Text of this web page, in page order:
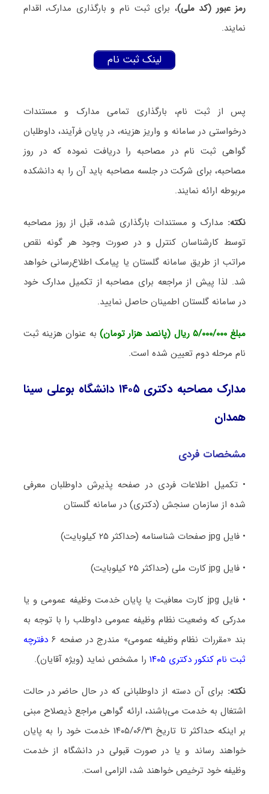
رمز عبور (کد ملی)، برای ثبت نام و بارگذاری مدارک، اقدام
نمایند.
لینک ثبت نام
پس از ثبت نام، بارگذاری تمامی مدارک و مستندات
درخواستی در سامانه و واریز هزینه، در پایان فرآیند، داوطلبان
گواهی ثبت نام در مصاحبه را دریافت نموده که در روز
مصاحبه، برای شرکت در جلسه مصاحبه باید آن را به دانشکده
مربوطه ارائه نمایند.
نکته: مدارک و مستندات بارگذاری شده، قبل از روز مصاحبه
توسط کارشناسان کنترل و در صورت وجود هر گونه نقص
مراتب از طریق سامانه گلستان یا پیامک اطلاع‌رسانی خواهد
شد. لذا پیش از مراجعه برای مصاحبه از تکمیل مدارک خود
در سامانه گلستان اطمینان حاصل نمایید.
مبلغ ۵/۰۰۰/۰۰۰ ریال (پانصد هزار تومان)
به عنوان هزینه ثبت
نام مرحله دوم تعیین شده است.
مدارک مصاحبه دکتری ۱۴۰۵ دانشگاه بوعلی سینا
همدان
مشخصات فردی
• تکمیل اطلاعات فردی در صفحه پذیرش داوطلبان معرفی
شده از سازمان سنجش (دکتری) در سامانه گلستان
• فایل jpg صفحات شناسنامه (حداکثر ۲۵ کیلوبایت)
• فایل jpg کارت ملی (حداکثر ۲۵ کیلوبایت)
• فایل jpg کارت معافیت یا پایان خدمت وظیفه عمومی و یا
مدرکی که وضعیت نظام وظیفه عمومی داوطلب را با توجه به
بند «مقررات نظام وظیفه عمومی» مندرج در صفحه‌ ۶
دفترچه
ثبت نام کنکور دکتری ۱۴۰۵
را مشخص نماید (ویژه آقایان).
نکته: برای آن دسته از داوطلبانی که در حال حاضر در حالت
اشتغال به خدمت می‌باشند، ارائه گواهی مراجع ذیصلاح مبنی
بر اینکه حداکثر تا تاریخ ۱۴۰۵/۰۶/۳۱ خدمت خود را به پایان
خواهند رساند و یا در صورت قبولی در دانشگاه از خدمت
وظیفه خود ترخیص خواهند شد، الزامی است.